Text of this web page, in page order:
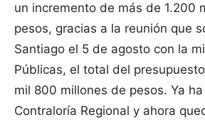
un incremento de más de 1.200
pesos, gracias a la reunión que
Santiago el 5 de agosto con la
Públicas, el total del
mil 800 millones de pesos. Ya
Contraloría Regional y ahora